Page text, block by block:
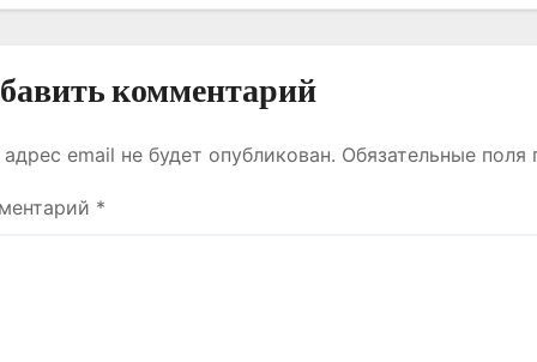
ФЕРМЕРЛЕРМЕН ЖӘНЕ
комментарий
email не будет опубликован. Обязательные поля
*